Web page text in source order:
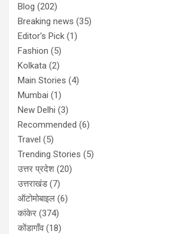
Blog (202)
Breaking news (35)
Editor's Pick (1)
Fashion (5)
Kolkata (2)
Main Stories (4)
Mumbai (1)
New Delhi (3)
Recommended (6)
Travel (5)
Trending Stories (5)
उत्तर प्रदेश (20)
उत्तराखंड(7)
ऑटोमोबाइल (6)
कांकेर (374)
कोंडागाँव(18)